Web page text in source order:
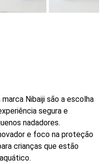
Nibaiji são a escolha
segura e
nadadores.
e foco na proteção
crianças que estão